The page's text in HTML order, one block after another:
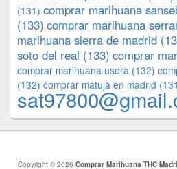
(131) comprar marihuana
(133) comprar marihuana
marihuana sierra de madrid
soto del real (133) comprar
comprar marihuana usera (132)
(132) comprar matuja en madrid
Copyright © 2026 Comprar Marihuana THC